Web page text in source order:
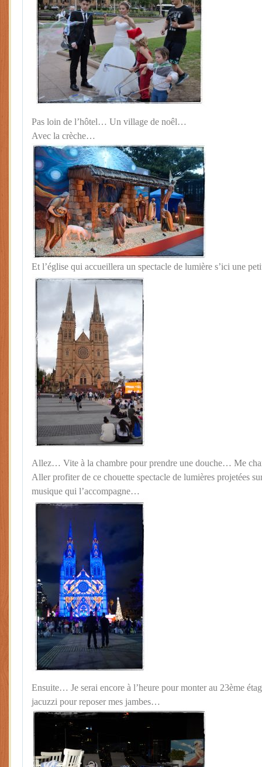
Pas loin de l’hôtel… Un village de noêl…
Avec la crèche…
Et l’église qui accueillera un spectacle de lumière s’ici une
Allez… Vite à la chambre pour prendre une douche… Me
Aller profiter de ce chouette spectacle de lumières projetées
musique qui l’accompagne…
Ensuite… Je serai encore à l’heure pour monter au 23ème
jacuzzi pour reposer mes jambes…